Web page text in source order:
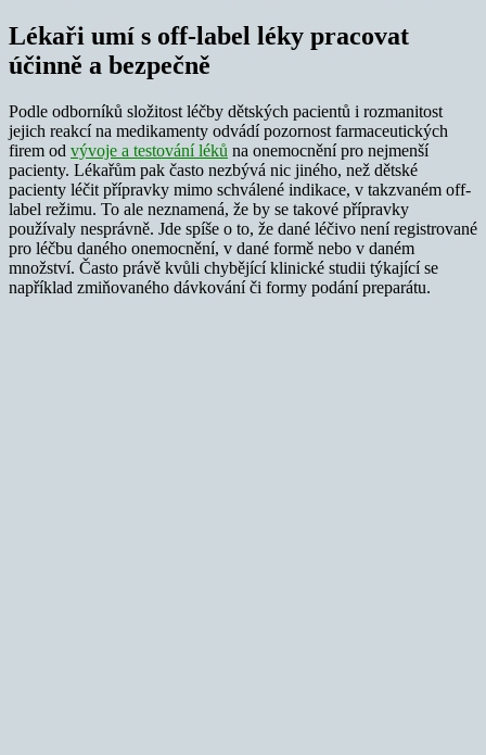
Lékaři umí s off-label léky pracovat
účinně a bezpečně
Podle odborníků složitost léčby dětských pacientů i rozmanitost
jejich reakcí na medikamenty odvádí pozornost farmaceutických
firem od vývoje a testování léků na onemocnění pro nejmenší
pacienty. Lékařům pak často nezbývá nic jiného, než dětské
pacienty léčit přípravky mimo schválené indikace, v takzvaném off-
label režimu. To ale neznamená, že by se takové přípravky
používaly nesprávně. Jde spíše o to, že dané léčivo není registrované
pro léčbu daného onemocnění, v dané formě nebo v daném
množství. Často právě kvůli chybějící klinické studii týkající se
například zmiňovaného dávkování či formy podání preparátu.